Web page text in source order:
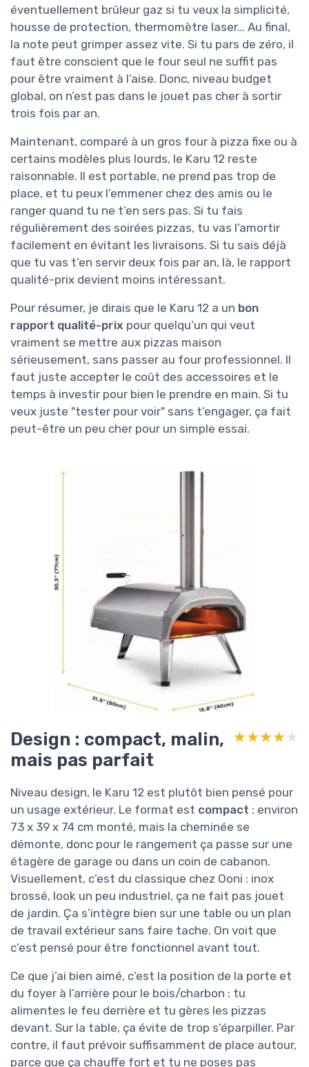
éventuellement brûleur gaz si tu veux la simplicité,
housse de protection, thermomètre laser… Au final,
la note peut grimper assez vite. Si tu pars de zéro, il
faut être conscient que le four seul ne suffit pas
pour être vraiment à l’aise. Donc, niveau budget
global, on n’est pas dans le jouet pas cher à sortir
trois fois par an.
Maintenant, comparé à un gros four à pizza fixe ou à
certains modèles plus lourds, le Karu 12 reste
raisonnable. Il est portable, ne prend pas trop de
place, et tu peux l’emmener chez des amis ou le
ranger quand tu ne t’en sers pas. Si tu fais
régulièrement des soirées pizzas, tu vas l’amortir
facilement en évitant les livraisons. Si tu sais déjà
que tu vas t’en servir deux fois par an, là, le rapport
qualité-prix devient moins intéressant.
Pour résumer, je dirais que le Karu 12 a un bon
rapport qualité-prix pour quelqu’un qui veut
vraiment se mettre aux pizzas maison
sérieusement, sans passer au four professionnel. Il
faut juste accepter le coût des accessoires et le
temps à investir pour bien le prendre en main. Si tu
veux juste "tester pour voir" sans t’engager, ça fait
peut-être un peu cher pour un simple essai.
Design : compact, malin,
mais pas parfait
★★★★★
★★★★★
Niveau design, le Karu 12 est plutôt bien pensé pour
un usage extérieur. Le format est compact : environ
73 x 39 x 74 cm monté, mais la cheminée se
démonte, donc pour le rangement ça passe sur une
étagère de garage ou dans un coin de cabanon.
Visuellement, c’est du classique chez Ooni : inox
brossé, look un peu industriel, ça ne fait pas jouet
de jardin. Ça s’intègre bien sur une table ou un plan
de travail extérieur sans faire tache. On voit que
c’est pensé pour être fonctionnel avant tout.
Ce que j’ai bien aimé, c’est la position de la porte et
du foyer à l’arrière pour le bois/charbon : tu
alimentes le feu derrière et tu gères les pizzas
devant. Sur la table, ça évite de trop s’éparpiller. Par
contre, il faut prévoir suffisamment de place autour,
parce que ça chauffe fort et tu ne poses pas